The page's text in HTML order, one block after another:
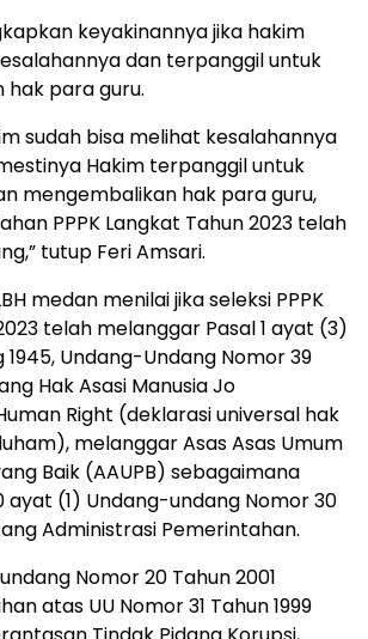
keyakinannya jika hakim
dan terpanggil untuk
para guru.
sudah bisa melihat kesalahannya
Hakim terpanggil untuk
mengembalikan hak para guru,
PPPK Langkat Tahun 2023 telah
tutup Feri Amsari.
medan menilai jika seleksi PPPK
telah melanggar Pasal 1 ayat (3)
Undang-Undang Nomor 39
Hak Asasi Manusia Jo
Right (deklarasi universal hak
melanggar Asas Asas Umum
Baik (AAUPB) sebagaimana
ayat (1) Undang-undang Nomor 30
Administrasi Pemerintahan.
Nomor 20 Tahun 2001
atas UU Nomor 31 Tahun 1999